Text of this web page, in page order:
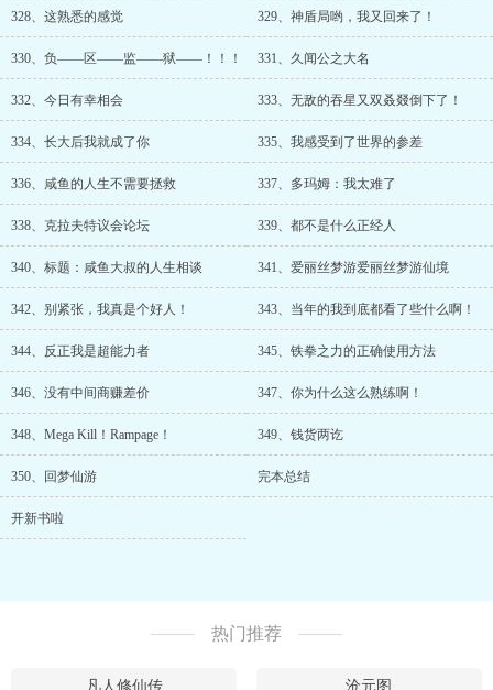
328、这熟悉的感觉 329、神盾局哟，我又回来了！
330、负——区——监——狱——！！！ 331、久闻公之大名
332、今日有幸相会 333、无敌的吞星又双叒叕倒下了！
334、长大后我就成了你 335、我感受到了世界的参差
336、咸鱼的人生不需要拯救 337、多玛姆：我太难了
338、克拉夫特议会论坛 339、都不是什么正经人
340、标题：咸鱼大叔的人生相谈 341、爱丽丝梦游爱丽丝梦游仙境
342、别紧张，我真是个好人！ 343、当年的我到底都看了些什么啊！
344、反正我是超能力者 345、铁拳之力的正确使用方法
346、没有中间商赚差价 347、你为什么这么熟练啊！
348、Mega Kill！Rampage！ 349、钱货两讫
350、回梦仙游 完本总结
开新书啦
热门推荐
凡人修仙传 沧元图